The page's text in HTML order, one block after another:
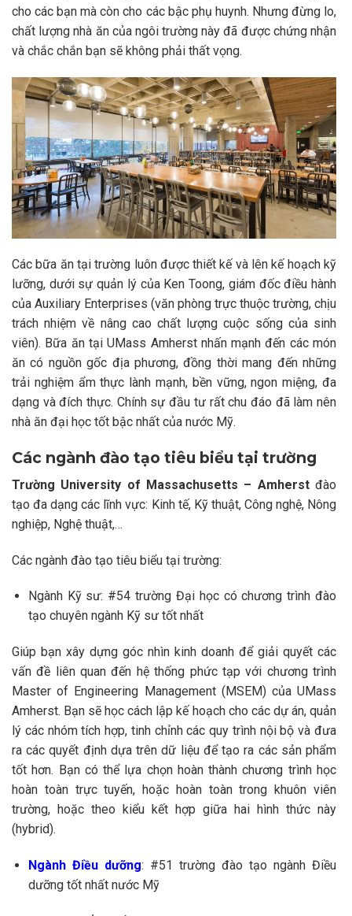
cho các bạn mà còn cho các bậc phụ huynh. Nhưng đừng lo,
chất lượng nhà ăn của ngôi trường này đã được chứng nhận
và chắc chắn bạn sẽ không phải thất vọng.
Các bữa ăn tại trường luôn được thiết kế và lên kế hoạch kỹ
lưỡng, dưới sự quản lý của Ken Toong, giám đốc điều hành
của Auxiliary Enterprises (văn phòng trực thuộc trường, chịu
trách nhiệm về nâng cao chất lượng cuộc sống của sinh
viên). Bữa ăn tại UMass Amherst nhấn mạnh đến các món
ăn có nguồn gốc địa phương, đồng thời mang đến những
trải nghiệm ẩm thực lành mạnh, bền vững, ngon miệng, đa
dạng và đích thực. Chính sự đầu tư rất chu đáo đã làm nên
nhà ăn đại học tốt bậc nhất của nước Mỹ.
Các ngành đào tạo tiêu biểu tại trường
Trường University of Massachusetts – Amherstđào
tạo đa dạng các lĩnh vực: Kinh tế, Kỹ thuật, Công nghệ, Nông
nghiệp, Nghệ thuật,…
Các ngành đào tạo tiêu biểu tại trường:
Ngành Kỹ sư: #54 trường Đại học có chương trình đào
tạo chuyên ngành Kỹ sư tốt nhất
Giúp bạn xây dựng góc nhìn kinh doanh để giải quyết các
vấn đề liên quan đến hệ thống phức tạp với chương trình
Master of Engineering Management (MSEM) của UMass
Amherst. Bạn sẽ học cách lập kế hoạch cho các dự án, quản
lý các nhóm tích hợp, tinh chỉnh các quy trình nội bộ và đưa
ra các quyết định dựa trên dữ liệu để tạo ra các sản phẩm
tốt hơn. Bạn có thể lựa chọn hoàn thành chương trình học
hoàn toàn trực tuyến, hoặc hoàn toàn trong khuôn viên
trường, hoặc theo kiểu kết hợp giữa hai hình thức này
(hybrid).
Ngành Điều dưỡng: #51 trường đào tạo ngành Điều
dưỡng tốt nhất nước Mỹ